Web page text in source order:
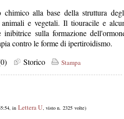
chimico alla base della struttura
e vegetali. Il tiouracile e
inibitrice sulla formazione
contro le forme di ipertiroidismo.
Storico Stampa
in Lettera U, visto n. 2325 volte)